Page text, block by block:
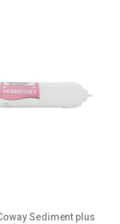
Sediment plus